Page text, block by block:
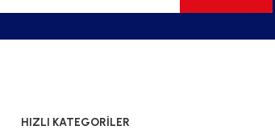
HIZLI KATEGORİLER